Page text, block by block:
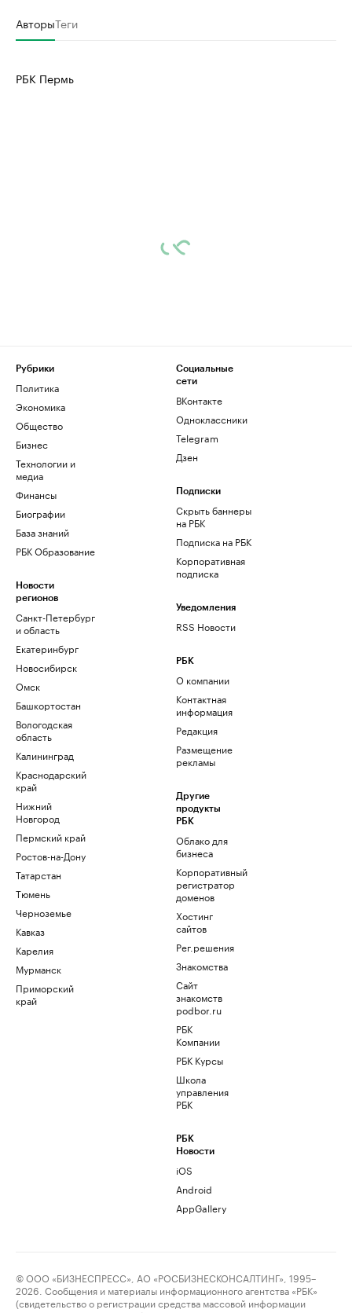
АвторыТеги
РБК Пермь
Рубрики
Политика
Экономика
Общество
Бизнес
Технологии и
медиа
Финансы
Биографии
База знаний
РБК Образование
Новости
регионов
Санкт-Петербург
и область
Екатеринбург
Новосибирск
Омск
Башкортостан
Вологодская
область
Калининград
Краснодарский
край
Нижний
Новгород
Пермский край
Ростов-на-Дону
Татарстан
Тюмень
Черноземье
Кавказ
Карелия
Мурманск
Приморский
край
Социальные
сети
ВКонтакте
Одноклассники
Telegram
Дзен
Подписки
Скрыть баннеры
на РБК
Подписка на РБК
Корпоративная
подписка
Уведомления
RSS Новости
РБК
О компании
Контактная
информация
Редакция
Размещение
рекламы
Другие
продукты
РБК
Облако для
бизнеса
Корпоративный
регистратор
доменов
Хостинг
сайтов
Рег.решения
Знакомства
Сайт
знакомств
podbor.ru
РБК
Компании
РБК Курсы
Школа
управления
РБК
РБК
Новости
iOS
Android
AppGallery
© ООО «БИЗНЕСПРЕСС», АО «РОСБИЗНЕСКОНСАЛТИНГ», 1995–
2026. Сообщения и материалы информационного агентства «РБК»
(свидетельство о регистрации средства массовой информации